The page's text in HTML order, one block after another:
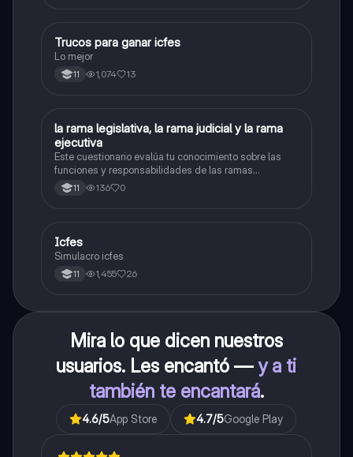
Química
Trucos para ganar icfes
Lo mejor
11 1,074 13
LSociales/Historia
la rama legislativa, la rama judicial y la rama
ejecutiva
Este cuestionario evalúa tu conocimiento sobre las
funciones y responsabilidades de las ramas
legislativa, judicial y ejecutiva.
11 136 0
ICFES: Sociales y Ciudadanas
Icfes
Simulacro icfes
11 1,455 26
Mira lo que dicen nuestros
usuarios. Les encantó —y a ti
también te encantará.
4.6/5App Store 4.7/5Google Play